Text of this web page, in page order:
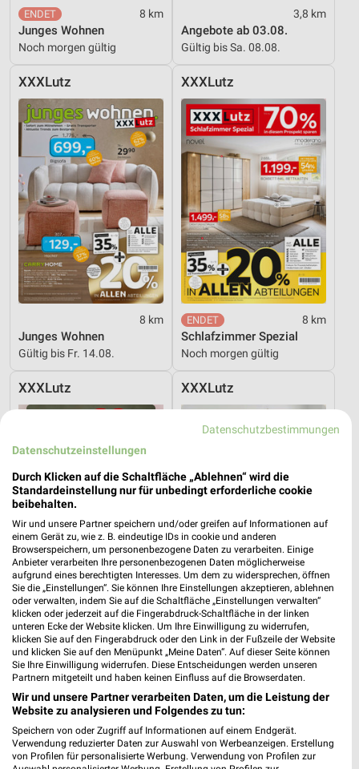
8 km
Junges Wohnen
Noch morgen gültig
3,8 km
Angebote ab 03.08.
Gültig bis Sa. 08.08.
XXXLutz
8 km
Junges Wohnen
Gültig bis Fr. 14.08.
XXXLutz
8 km
Schlafzimmer Spezial
Noch morgen gültig
XXXLutz
8 km
Bis zu 62% in diesem prospekt
Noch morgen gültig
XXXLutz
8 km
Wohnen-Preishits
Gültig bis Fr. 14.08.
XXXLutz Action
Datenschutzbestimmungen
Datenschutzeinstellungen
Durch Klicken auf die Schaltfläche „Ablehnen“ wird die
Standardeinstellung nur für unbedingt erforderliche cookie
beibehalten.
Wir und unsere Partner speichern und/oder greifen auf Informationen auf
einem Gerät zu, wie z. B. eindeutige IDs in cookie und anderen
Browserspeichern, um personenbezogene Daten zu verarbeiten. Einige
Anbieter verarbeiten Ihre personenbezogenen Daten möglicherweise
aufgrund eines berechtigten Interesses. Um dem zu widersprechen, öffnen
Sie die „Einstellungen“. Sie können Ihre Einstellungen akzeptieren, ablehnen
oder verwalten, indem Sie auf die Schaltfläche „Einstellungen verwalten“
klicken oder jederzeit auf die Fingerabdruck-Schaltfläche in der linken
unteren Ecke der Website klicken. Um Ihre Einwilligung zu widerrufen,
klicken Sie auf den Fingerabdruck oder den Link in der Fußzeile der Website
und klicken Sie auf den Menüpunkt „Meine Daten“. Auf dieser Seite können
Sie Ihre Einwilligung widerrufen. Diese Entscheidungen werden unseren
Partnern mitgeteilt und haben keinen Einfluss auf die Browserdaten.
Wir und unsere Partner verarbeiten Daten, um die Leistung der
Website zu analysieren und Folgendes zu tun:
Speichern von oder Zugriff auf Informationen auf einem Endgerät.
Verwendung reduzierter Daten zur Auswahl von Werbeanzeigen. Erstellung
von Profilen für personalisierte Werbung. Verwendung von Profilen zur